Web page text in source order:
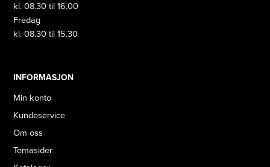
kl. 08.30 til 16.00
Fredag
kl. 08.30 til 15.30
INFORMASJON
Min konto
Kundeservice
Om oss
Temasider